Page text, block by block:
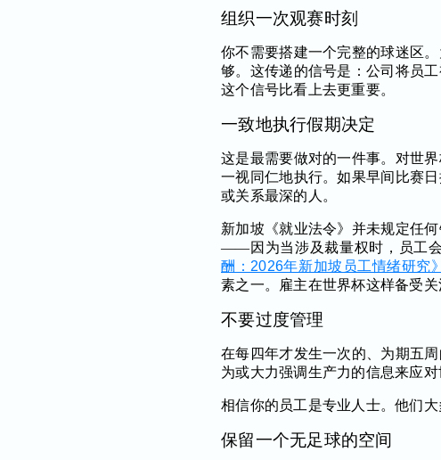
组织一次观赛时刻
你不需要搭建一个完整的球迷区
够。这传递的信号是：公司将员
这个信号比看上去更重要。
一致地执行假期决定
这是最需要做对的一件事。对世
一视同仁地执行。如果早间比赛
或关系最深的人。
新加坡《就业法令》并未规定任
——因为当涉及裁量权时，员工会
酬：2026年新加坡员工情绪研究》
素之一。雇主在世界杯这样备受
不要过度管理
在每四年才发生一次的、为期五
为或大力强调生产力的信息来应
相信你的员工是专业人士。他们大
保留一个无足球的空间